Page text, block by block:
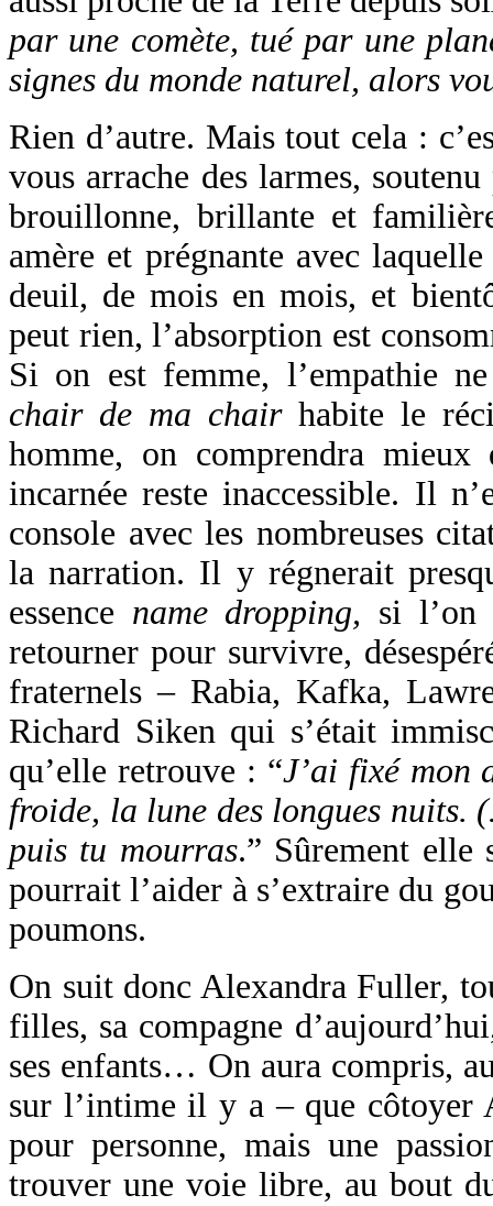
par une comète, tué par une
signes du monde naturel, alors
Rien d’autre. Mais tout cela :
vous arrache des larmes,
brouillonne, brillante et
amère et prégnante avec
deuil, de mois en mois, et
peut rien, l’absorption est
Si on est femme, l’empathie
chair de ma chairhabite le
homme, on comprendra mieux
incarnée reste inaccessible. Il
console avec les nombreuses
la narration. Il y régnerait
essence name dropping, si l’on
retourner pour survivre,
fraternels – Rabia, Kafka,
Richard Siken qui s’était
qu’elle retrouve : “J’ai fixé mon
froide, la lune des longues nuits.
puis tu mourras.” Sûrement elle
pourrait l’aider à s’extraire du
poumons.
On suit donc Alexandra Fuller,
filles, sa compagne
ses enfants… On aura compris,
sur l’intime il y a – que côtoyer
pour personne, mais une
trouver une voie libre, au bout